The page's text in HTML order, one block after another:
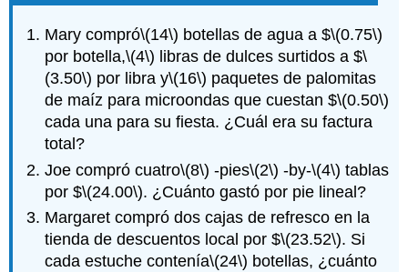
Mary compró\(14\) botellas de agua a $\(0.75\)
por botella,\(4\) libras de dulces surtidos a $\
(3.50\) por libra y\(16\) paquetes de palomitas
de maíz para microondas que cuestan $\(0.50\)
cada una para su fiesta. ¿Cuál era su factura
total?
Joe compró cuatro\(8\) -pies\(2\) -by-\(4\) tablas
por $\(24.00\). ¿Cuánto gastó por pie lineal?
Margaret compró dos cajas de refresco en la
tienda de descuentos local por $\(23.52\). Si
cada estuche contenía\(24\) botellas, ¿cuánto